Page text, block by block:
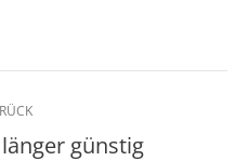
Vorherigergünstig